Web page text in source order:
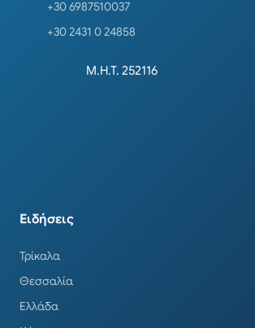
+30 6987510037
+30 2431 0 24858
Μ.Η.Τ. 252116
Ειδήσεις
Τρίκαλα
Θεσσαλία
Ελλάδα